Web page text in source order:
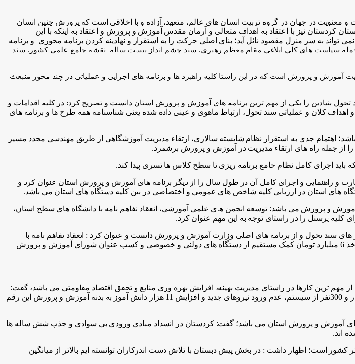
معنویت در جهان در گروه تربیت انسان های عالم، متعهد، آزاده و با اخلاقی است که پرورش چنین انسان
نیز با اعتقاد به اهداف متعالی و آرمان مقدس آموزش و پرورش و اعتقاد به اینکه با این
به سر منزل مقصود نائل آید؛ بنای اصلی حرکت را به استقرار و نهادینه کردن برنامه محوری و برنامه
جمله سیاست های کلی ابلاغی مقام معظم رهبری، سند چشم انداز بیست ساله، نقشه جامع علمی کشور، سند
آموزش و پرورش است که در این راستا کلیه راهبرد ها و برنامه های اجرایی و عملیاتی در چند محور منبعث
بنیادین را یکی از مهم ترین برنامه های آموزش و پرورش استان دانست و تصریح کرد: در کلیه اقدامات و
کلان و عملیاتی سند تحول، ارتباط ماهوی و عینی داده شده یعنی شناسنامه همه طرح ها و برنامه های
اهتمام جدی به استقرار نظام شایسته سالاری، ارتقاء مدیریت آموزشگاهی از طریق مهندسی مجدد مسیر
از جمله راه های ارتقاء مدیریت در آموزش و پرورش برشمرد.
اجرای کامل نظام جامع برنامه ریزی تا سطح کلاس ها تسری پیدا کند.
نظارت و راهنمایی و اجرای کامل آن در طول سال را از دیگر برنامه های آموزش و پرورش استان عنوان کرد و
های استان در ارزیابی کلیه شاخص های عمومی و اختصاصی در بین کلیه دستگاه های استان می باشد.
آموزش و پرورش می باشد؛ توسعه انجمن های علمی آموزشی، انعقاد تفاهم نامه با دانشگاه های سطح استان،
پرسنل را در راستای توجه به این مهم عنوان کرد.
تحول و از برنامه های اصلی وزارت آموزش و پرورش دانست و عنوان کرد : انعقاد تفاهم نامه با
سازمان ها و بخش های دولتی و خصوصی، اهداء میلیارد ها تومان به صورت زمین و ساختمان و اخذ 6 میلیارد تومان کمک مستقیم از دستگاه های دولتی و خصوصی و کسب عنوان شورای آموزش و پرورش
ترین کارها در راستای مدیریت بهینه، افزایش بهره وری منابع و تحقق اقتصاد مقاومتی می باشد، گفت:
در سال 91 بیش از 21 هزار ساعت اضافه تدریس وجود داشت که در سال 94 علی رغم خروج هزار و 300نفر از سیستم، عدم ورود نیروهای جدید و افزایش 11 هزار دانش آموز به بدنه آموزش و پرورش این رقم
های آموزش و پرورش استان می باشد؛ گفت: کردستان در انسداد مبادی ورودی بی سوادی و جذب شش ساله ها
است؛ اظهار داشت : در بخش پیش دبستان با تلاش دست اندرکاران توانسته ایم بالاتر از میانگین